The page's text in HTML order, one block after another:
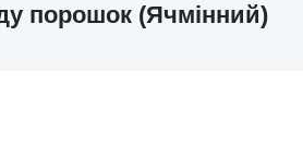
порошок (Ячмінний)